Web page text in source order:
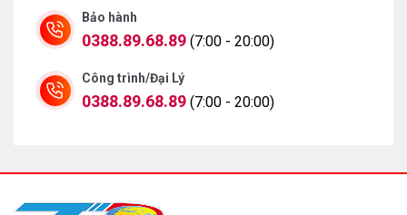
Bảo hành
0388.89.68.89 (7:00 - 20:00)
Công trình/Đại Lý
0388.89.68.89 (7:00 - 20:00)